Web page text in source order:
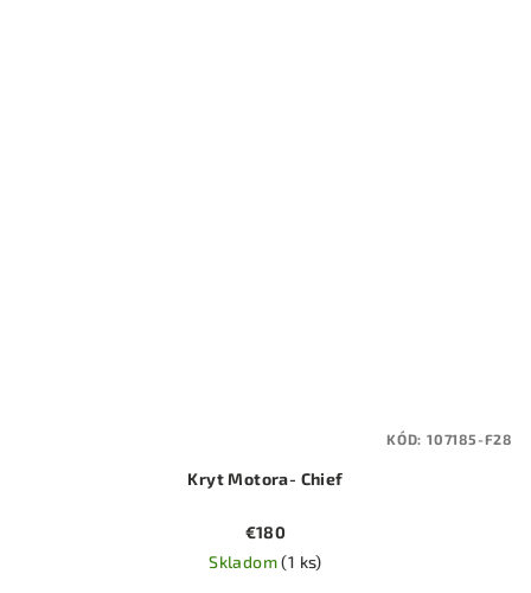
Kryt Motora- Chief
€180
Skladom(1 ks)
KÓD: 107185-F28